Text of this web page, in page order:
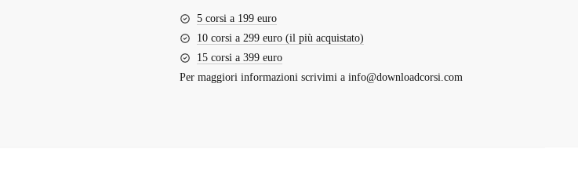
5 corsi a 199 euro
10 corsi a 299 euro (il più acquistato)
15 corsi a 399 euro
Per maggiori informazioni scrivimi a info@downloadcorsi.com